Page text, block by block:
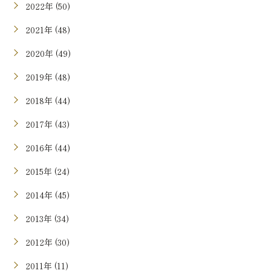
2022年 (50)
2021年 (48)
2020年 (49)
2019年 (48)
2018年 (44)
2017年 (43)
2016年 (44)
2015年 (24)
2014年 (45)
2013年 (34)
2012年 (30)
2011年 (11)